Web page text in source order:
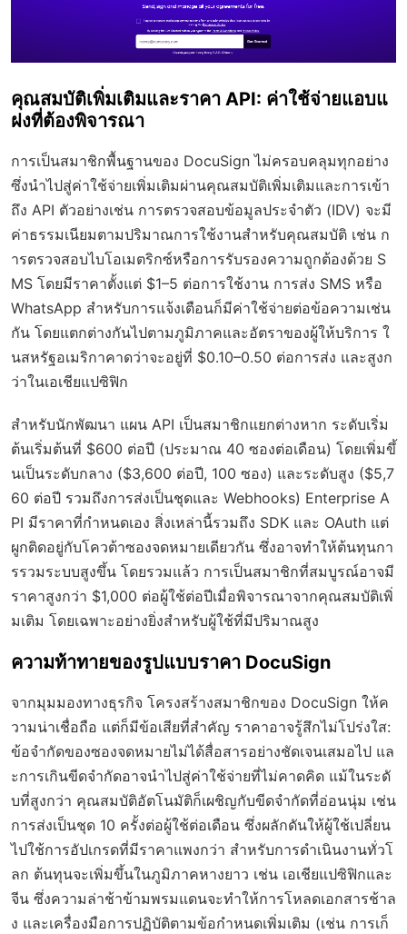
คุณสมบัติเพิ่มเติมและราคา API: ค่าใช้จ่ายแอบแ
ฝงที่ต้องพิจารณา
การเป็นสมาชิกพื้นฐานของ DocuSign ไม่ครอบคลุมทุกอย่าง
ซึ่งนำไปสู่ค่าใช้จ่ายเพิ่มเติมผ่านคุณสมบัติเพิ่มเติมและการเข้า
ถึง API ตัวอย่างเช่น การตรวจสอบข้อมูลประจำตัว (IDV) จะมี
ค่าธรรมเนียมตามปริมาณการใช้งานสำหรับคุณสมบัติ เช่น ก
ารตรวจสอบไบโอเมตริกซ์หรือการรับรองความถูกต้องด้วย S
MS โดยมีราคาตั้งแต่ $1–5 ต่อการใช้งาน การส่ง SMS หรือ
WhatsApp สำหรับการแจ้งเตือนก็มีค่าใช้จ่ายต่อข้อความเช่น
กัน โดยแตกต่างกันไปตามภูมิภาคและอัตราของผู้ให้บริการ ใ
นสหรัฐอเมริกาคาดว่าจะอยู่ที่ $0.10–0.50 ต่อการส่ง และสูงก
ว่าในเอเชียแปซิฟิก
สำหรับนักพัฒนา แผน API เป็นสมาชิกแยกต่างหาก ระดับเริ่ม
ต้นเริ่มต้นที่ $600 ต่อปี (ประมาณ 40 ซองต่อเดือน) โดยเพิ่มขึ้
นเป็นระดับกลาง ($3,600 ต่อปี, 100 ซอง) และระดับสูง ($5,7
60 ต่อปี รวมถึงการส่งเป็นชุดและ Webhooks) Enterprise A
PI มีราคาที่กำหนดเอง สิ่งเหล่านี้รวมถึง SDK และ OAuth แต่
ผูกติดอยู่กับโควต้าซองจดหมายเดียวกัน ซึ่งอาจทำให้ต้นทุนกา
รรวมระบบสูงขึ้น โดยรวมแล้ว การเป็นสมาชิกที่สมบูรณ์อาจมี
ราคาสูงกว่า $1,000 ต่อผู้ใช้ต่อปีเมื่อพิจารณาจากคุณสมบัติเพิ่
มเติม โดยเฉพาะอย่างยิ่งสำหรับผู้ใช้ที่มีปริมาณสูง
ความท้าทายของรูปแบบราคา DocuSign
จากมุมมองทางธุรกิจ โครงสร้างสมาชิกของ DocuSign ให้ค
วามน่าเชื่อถือ แต่ก็มีข้อเสียที่สำคัญ ราคาอาจรู้สึกไม่โปร่งใส:
ข้อจำกัดของซองจดหมายไม่ได้สื่อสารอย่างชัดเจนเสมอไป แล
ะการเกินขีดจำกัดอาจนำไปสู่ค่าใช้จ่ายที่ไม่คาดคิด แม้ในระดั
บที่สูงกว่า คุณสมบัติอัตโนมัติก็เผชิญกับขีดจำกัดที่อ่อนนุ่ม เช่น
การส่งเป็นชุด 10 ครั้งต่อผู้ใช้ต่อเดือน ซึ่งผลักดันให้ผู้ใช้เปลี่ยน
ไปใช้การอัปเกรดที่มีราคาแพงกว่า สำหรับการดำเนินงานทั่วโ
ลก ต้นทุนจะเพิ่มขึ้นในภูมิภาคหางยาว เช่น เอเชียแปซิฟิกและ
จีน ซึ่งความล่าช้าข้ามพรมแดนจะทำให้การโหลดเอกสารช้าล
ง และเครื่องมือการปฏิบัติตามข้อกำหนดเพิ่มเติม (เช่น การเก็